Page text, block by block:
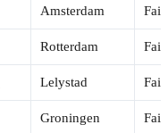
Amsterdam
Rotterdam
Lelystad
Groningen